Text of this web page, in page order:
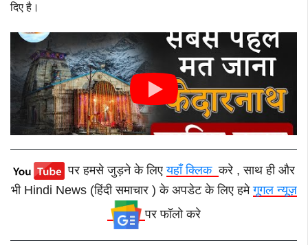
दिए है।
पर हमसे जुड़ने के लिएयहाँ क्लिककरे , साथ ही और
भी Hindi News (हिंदी समाचार ) के अपडेट के लिए हमेगूगल न्यूज़
पर फॉलो करे